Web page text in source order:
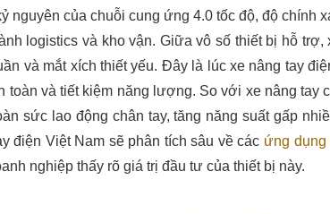
nguyên của chuỗi cung ứng 4.0 tốc độ, độ chính
logistics và kho vận. Giữa vô số thiết bị hỗ
và mắt xích thiết yếu. Đây là lúc xe nâng tay
toàn và tiết kiệm năng lượng. So với xe nâng
sức lao động chân tay, tăng năng suất gấp
điện Việt Nam sẽ phân tích sâu về các ứng dụng
nghiệp thấy rõ giá trị đầu tư của thiết bị này.